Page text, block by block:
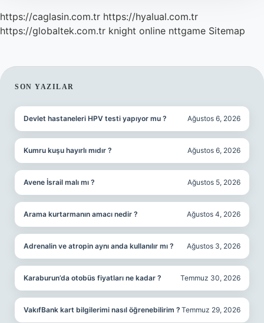
https://caglasin.com.tr https://hyalual.com.tr
https://globaltek.com.tr knight online nttgame Sitemap
SIDEBAR
SON YAZILAR
Devlet hastaneleri HPV testi yapıyor mu ? Ağustos 6, 2026
Kumru kuşu hayırlı mıdır ? Ağustos 6, 2026
Avene İsrail malı mı ? Ağustos 5, 2026
Arama kurtarmanın amacı nedir ? Ağustos 4, 2026
Adrenalin ve atropin aynı anda kullanılır mı ? Ağustos 3, 2026
Karaburun’da otobüs fiyatları ne kadar ? Temmuz 30, 2026
VakıfBank kart bilgilerimi nasıl öğrenebilirim ? Temmuz 29, 2026